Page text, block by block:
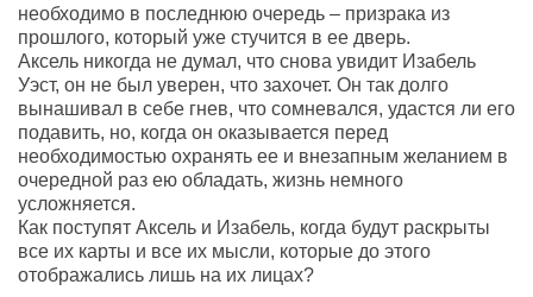
необходимо в последнюю очередь – призрака из
прошлого, который уже стучится в ее дверь.
Аксель никогда не думал, что снова увидит Изабель
Уэст, он не был уверен, что захочет. Он так долго
вынашивал в себе гнев, что сомневался, удастся ли его
подавить, но, когда он оказывается перед
необходимостью охранять ее и внезапным желанием в
очередной раз ею обладать, жизнь немного
усложняется.
Как поступят Аксель и Изабель, когда будут раскрыты
все их карты и все их мысли, которые до этого
отображались лишь на их лицах?